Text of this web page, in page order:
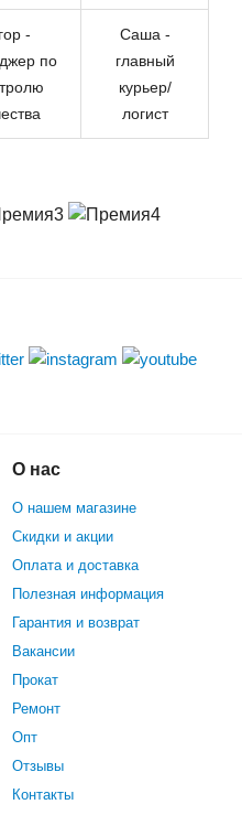
-
по
Саша -
главный
курьер/
логист
О нас
О нашем магазине
Скидки и акции
Оплата и доставка
Полезная информация
Гарантия и возврат
Вакансии
Прокат
Ремонт
Опт
Отзывы
Контакты